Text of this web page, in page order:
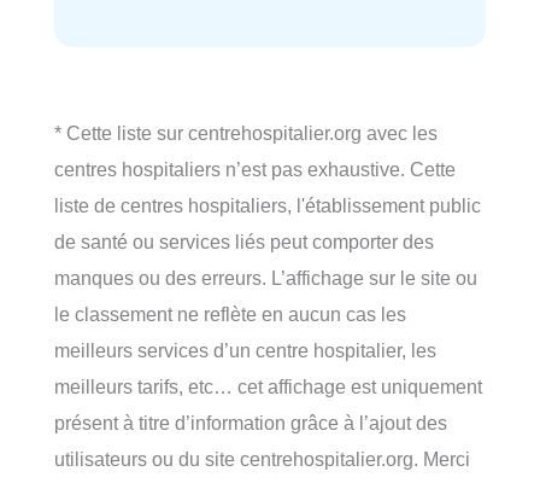
* Cette liste sur centrehospitalier.org avec les
centres hospitaliers n’est pas exhaustive. Cette
liste de centres hospitaliers, l'établissement public
de santé ou services liés peut comporter des
manques ou des erreurs. L’affichage sur le site ou
le classement ne reflète en aucun cas les
meilleurs services d’un centre hospitalier, les
meilleurs tarifs, etc… cet affichage est uniquement
présent à titre d’information grâce à l’ajout des
utilisateurs ou du site centrehospitalier.org. Merci